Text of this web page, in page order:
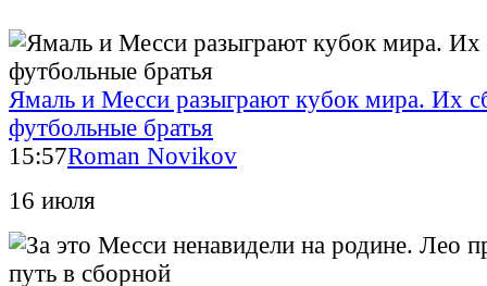
Ямаль и Месси разыграют кубок мира. Их
футбольные братья
15:57Roman Novikov
16 июля